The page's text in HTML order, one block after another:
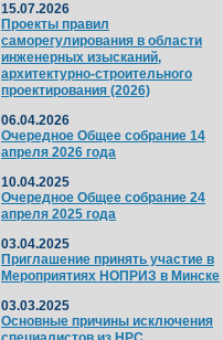
15.07.2026
Проекты правил
саморегулирования в области
инженерных изысканий,
архитектурно-строительного
проектирования (2026)
06.04.2026
Очередное Общее собрание 14
апреля 2026 года
10.04.2025
Очередное Общее собрание 24
апреля 2025 года
03.04.2025
Приглашение принять участие в
Мероприятиях НОПРИЗ в Минске
03.03.2025
Основные причины исключения